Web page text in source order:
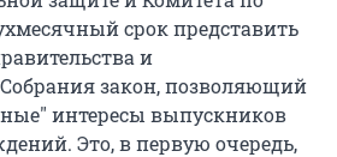
срок представить
и
Собрания закон, позволяющий
интересы выпускников
Это, в первую очередь,